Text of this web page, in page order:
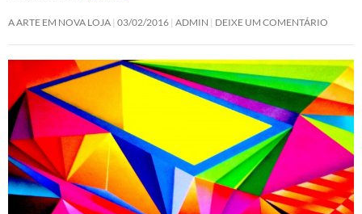
A ARTE EM NOVA LOJA 03/02/2016 ADMIN DEIXE UM COMENTÁRIO